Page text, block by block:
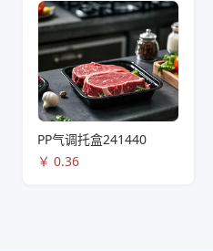
PP气调托盒241440
￥ 0.36